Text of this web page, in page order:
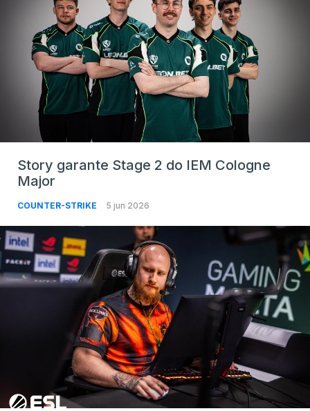
Story garante Stage 2 do IEM Cologne
Major
COUNTER-STRIKE 5 jun 2026